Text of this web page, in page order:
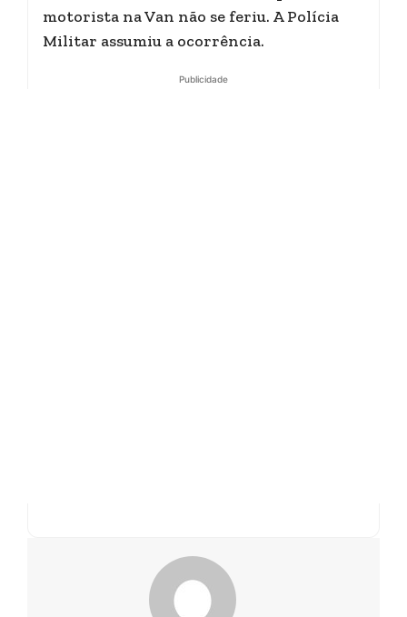
motorista na Van não se feriu. A Polícia
Militar assumiu a ocorrência.
Publicidade